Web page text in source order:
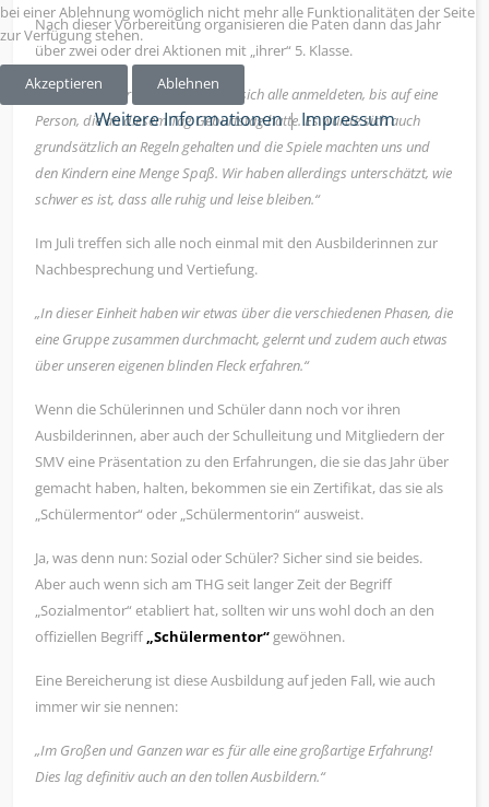
Nach dieser Vorbereitung organisieren die Paten dann das Jahr
über zwei oder drei Aktionen mit „ihrer“ 5. Klasse.
„Wir waren sehr überrascht, dass sich alle anmeldeten, bis auf eine
Person, die an diesem Tag Geburtstag hatte. Es wurde sich auch
grundsätzlich an Regeln gehalten und die Spiele machten uns und
den Kindern eine Menge Spaß. Wir haben allerdings unterschätzt, wie
schwer es ist, dass alle ruhig und leise bleiben.“
Im Juli treffen sich alle noch einmal mit den Ausbilderinnen zur
Nachbesprechung und Vertiefung.
„In dieser Einheit haben wir etwas über die verschiedenen Phasen, die
eine Gruppe zusammen durchmacht, gelernt und zudem auch etwas
über unseren eigenen blinden Fleck erfahren.“
Wenn die Schülerinnen und Schüler dann noch vor ihren
Ausbilderinnen, aber auch der Schulleitung und Mitgliedern der
SMV eine Präsentation zu den Erfahrungen, die sie das Jahr über
gemacht haben, halten, bekommen sie ein Zertifikat, das sie als
„Schülermentor“ oder „Schülermentorin“ ausweist.
Ja, was denn nun: Sozial oder Schüler? Sicher sind sie beides.
Aber auch wenn sich am THG seit langer Zeit der Begriff
„Sozialmentor“ etabliert hat, sollten wir uns wohl doch an den
offiziellen Begriff „Schülermentor“gewöhnen.
Eine Bereicherung ist diese Ausbildung auf jeden Fall, wie auch
immer wir sie nennen:
„Im Großen und Ganzen war es für alle eine großartige Erfahrung!
Dies lag definitiv auch an den tollen Ausbildern.“
bei einer Ablehnung womöglich nicht mehr alle Funktionalitäten der Seite
zur Verfügung stehen.
Akzeptieren Ablehnen
Weitere Informationen|Impressum